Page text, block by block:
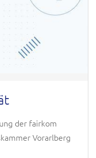
der fairkom
Vorarlberg